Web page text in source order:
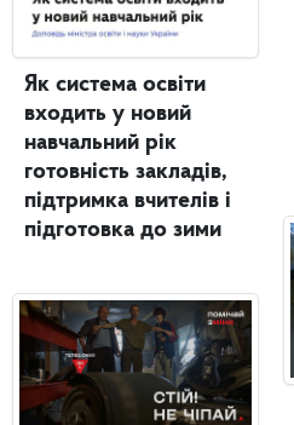
Як система освіти
входить у новий
навчальний рік
готовність закладів,
підтримка вчителів і
підготовка до зими